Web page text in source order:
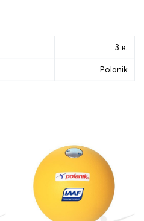
3 κ.
Polanik